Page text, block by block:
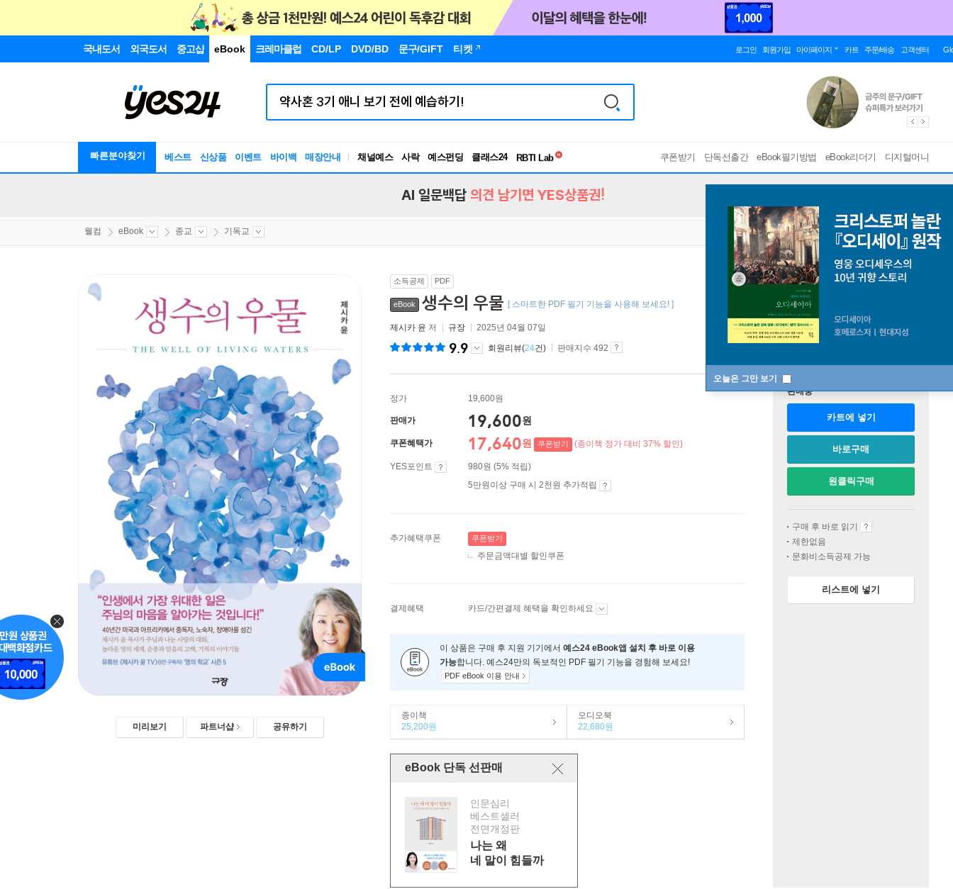
국내도서 외국도서 중고샵 eBook 크레마클럽 CD/LP DVD/BD 문구/GIFT 티켓 로그인 회원가입 마이페이지 카트 주문/배송 고객센터
빠른분야찾기 베스트 신상품 이벤트 바이백 매장안내 채널예스 사락 예스펀딩 클래스24
RBTI Lab
독서유형검사
쿠폰받기 단독선출간 eBook필기방법 eBook리더기 디지털머니
오늘은 그만 보기
AI 일문백답 의견 남기면 YES상품권!
웰컴 eBook 종교 기독교
미리보기 파트너샵 공유하기
소득공제 PDF
eBook 생수의 우물 [ 스마트한 PDF 필기 기능을 사용해 보세요! ]
제시카 윤 저 규장 2025년 04월 07일
9.9 회원리뷰(24건) 판매지수 492
정가 19,600원
판매가 19,600원
쿠폰혜택가 17,640원 쿠폰받기 (종이책 정가 대비 37% 할인)
YES포인트
980원 (5% 적립)
5만원이상 구매 시 2천원 추가적립
추가혜택쿠폰 쿠폰받기
주문금액대별 할인쿠폰
결제혜택 카드/간편결제 혜택을 확인하세요
이 상품은 구매 후 지원 기기에서 예스24 eBook앱 설치 후 바로 이용
가능합니다. 예스24만의 독보적인 PDF 필기 기능을 경험해 보세요!
PDF eBook 이용 안내
종이책
25,200원
오디오북
22,680원
eBook 단독 선판매
인문심리
베스트셀러
전면개정판
나는 왜
네 말이 힘들까
판매중
카트에 넣기
바로구매
원클릭구매
구매 후 바로 읽기
제한없음
문화비소득공제 가능
리스트에 넣기